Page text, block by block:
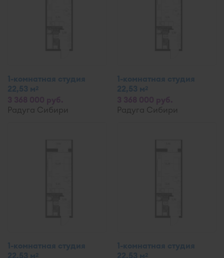
1-комнатная студия
22,53 м2
Радуга Сибири
1-комнатная студия
22,53 м2
Радуга Сибири
1-комнатная студия
22,53 м2
1-комнатная студия
22,53 м2